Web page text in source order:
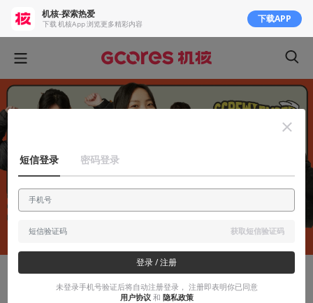
机核-探索热爱
下载 机核App 浏览更多精彩内容 下载APP
短信登录 密码登录
获取短信验证码
登录 / 注册
未登录手机号验证后将自动注册登录， 注册即表明你已同意
用户协议 和 隐私政策